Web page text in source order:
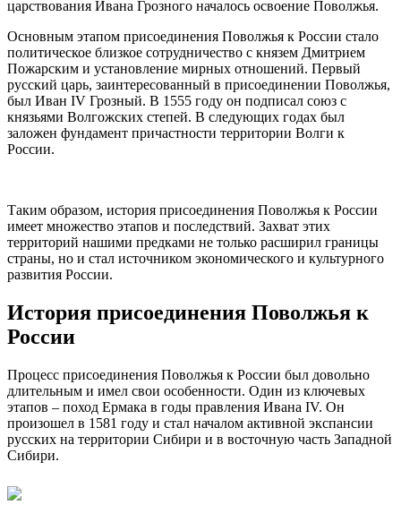
царствования Ивана Грозного началось освоение Поволжья.
Основным этапом присоединения Поволжья к России стало
политическое близкое сотрудничество с князем Дмитрием
Пожарским и установление мирных отношений. Первый
русский царь, заинтересованный в присоединении Поволжья,
был Иван IV Грозный. В 1555 году он подписал союз с
князьями Волгожских степей. В следующих годах был
заложен фундамент причастности территории Волги к
России.
Таким образом, история присоединения Поволжья к России
имеет множество этапов и последствий. Захват этих
территорий нашими предками не только расширил границы
страны, но и стал источником экономического и культурного
развития России.
История присоединения Поволжья к
России
Процесс присоединения Поволжья к России был довольно
длительным и имел свои особенности. Один из ключевых
этапов – поход Ермака в годы правления Ивана IV. Он
произошел в 1581 году и стал началом активной экспансии
русских на территории Сибири и в восточную часть Западной
Сибири.